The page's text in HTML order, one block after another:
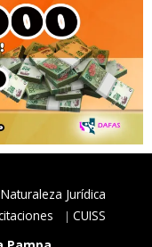
Naturaleza Jurídica
CUISS